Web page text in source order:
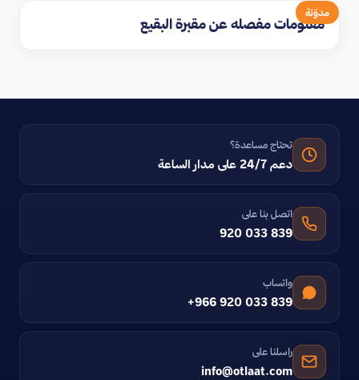
مدوّنة
معلومات مفصله عن مقبرة البقيع
تحتاج مساعدة؟
دعم 24/7 على مدار الساعة
اتصل بنا على
920 033 839
واتساب
+966 920 033 839
راسلنا على
info@otlaat.com